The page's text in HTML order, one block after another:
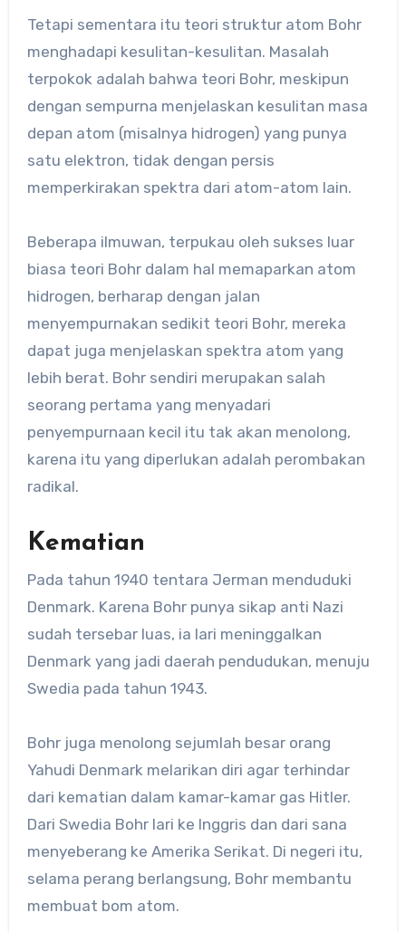
Tetapi sementara itu teori struktur atom Bohr
menghadapi kesulitan-kesulitan. Masalah
terpokok adalah bahwa teori Bohr, meskipun
dengan sempurna menjelaskan kesulitan masa
depan atom (misalnya hidrogen) yang punya
satu elektron, tidak dengan persis
memperkirakan spektra dari atom-atom lain.
Beberapa ilmuwan, terpukau oleh sukses luar
biasa teori Bohr dalam hal memaparkan atom
hidrogen, berharap dengan jalan
menyempurnakan sedikit teori Bohr, mereka
dapat juga menjelaskan spektra atom yang
lebih berat. Bohr sendiri merupakan salah
seorang pertama yang menyadari
penyempurnaan kecil itu tak akan menolong,
karena itu yang diperlukan adalah perombakan
radikal.
Kematian
Pada tahun 1940 tentara Jerman menduduki
Denmark. Karena Bohr punya sikap anti Nazi
sudah tersebar luas, ia lari meninggalkan
Denmark yang jadi daerah pendudukan, menuju
Swedia pada tahun 1943.
Bohr juga menolong sejumlah besar orang
Yahudi Denmark melarikan diri agar terhindar
dari kematian dalam kamar-kamar gas Hitler.
Dari Swedia Bohr lari ke Inggris dan dari sana
menyeberang ke Amerika Serikat. Di negeri itu,
selama perang berlangsung, Bohr membantu
membuat bom atom.